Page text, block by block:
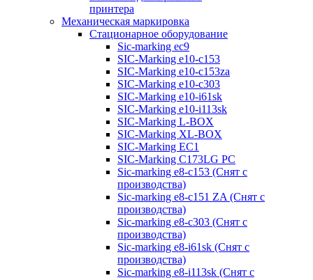
принтера
Механическая маркировка
Стационарное оборудование
Sic-marking ec9
SIC-Marking e10-c153
SIC-Marking e10-c153za
SIC-Marking e10-c303
SIC-Marking e10-i61sk
SIC-Marking e10-i113sk
SIC-Marking L-BOX
SIC-Marking XL-BOX
SIC-Marking EC1
SIC-Marking C173LG PC
Sic-marking e8-c153 (Снят с
производства)
Sic-marking e8-c151 ZA (Снят с
производства)
Sic-marking e8-c303 (Снят с
производства)
Sic-marking e8-i61sk (Снят с
производства)
Sic-marking e8-i113sk (Снят с